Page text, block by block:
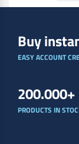
Buy
EASY ACCOUNT
200.000+
PRODUCTS IN